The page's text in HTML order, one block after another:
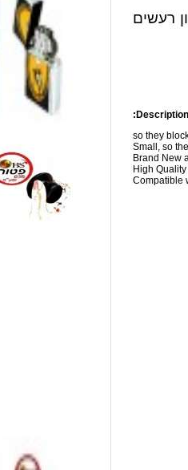
רעשים
so they
Small, so
Brand New
High
Compatible